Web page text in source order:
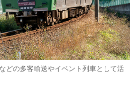
どの多客輸送やイベント列車として活